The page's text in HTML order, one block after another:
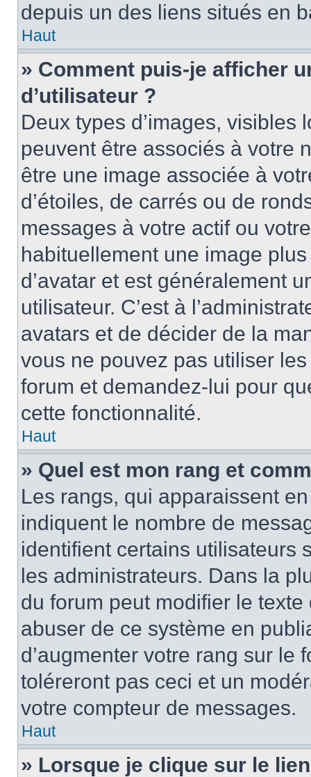
depuis un des liens situés en
Haut
» Comment puis-je afficher
d’utilisateur ?
Deux types d’images,
peuvent être associés à votre
être une image associée à
d’étoiles, de carrés ou de
messages à votre actif ou
habituellement une image
d’avatar et est généralement
utilisateur. C’est à
avatars et de décider de la
vous ne pouvez pas utiliser
forum et demandez-lui pour
cette fonctionnalité.
Haut
» Quel est mon rang et
Les rangs, qui apparaissent
indiquent le nombre de
identifient certains utilisateurs
les administrateurs. Dans la
du forum peut modifier le
abuser de ce système en
d’augmenter votre rang sur le
toléreront pas ceci et un
votre compteur de messages.
Haut
» Lorsque je clique sur le